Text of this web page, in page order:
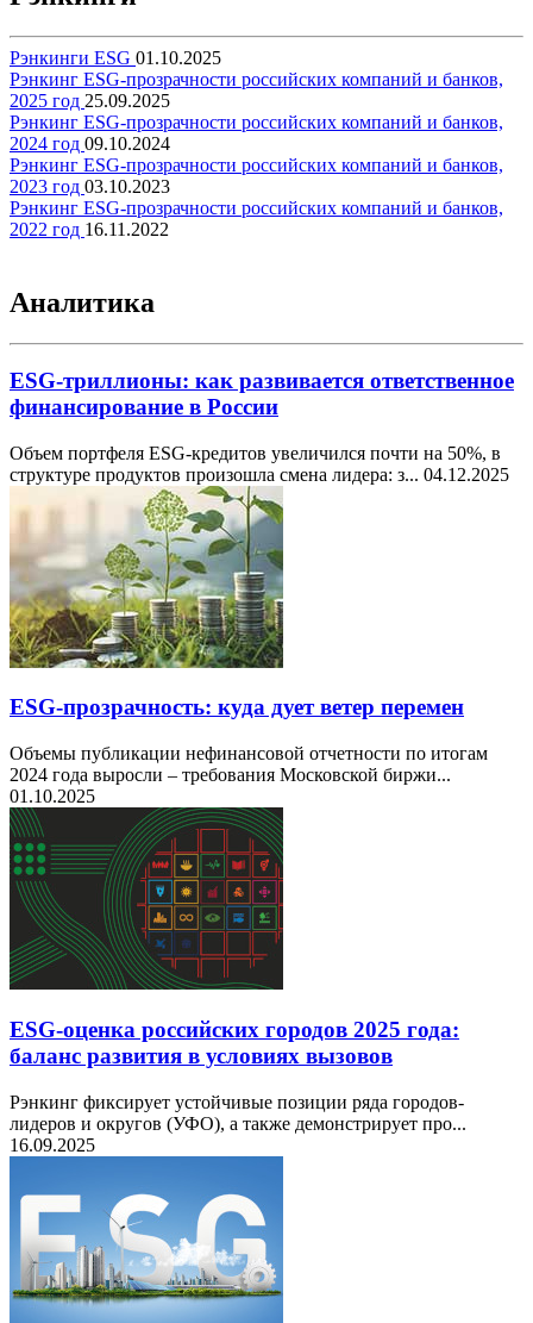
Рэнкинги ESG 01.10.2025
Рэнкинг ESG-прозрачности российских компаний и банков,
2025 год 25.09.2025
Рэнкинг ESG-прозрачности российских компаний и банков,
2024 год 09.10.2024
Рэнкинг ESG-прозрачности российских компаний и банков,
2023 год 03.10.2023
Рэнкинг ESG-прозрачности российских компаний и банков,
2022 год 16.11.2022
Аналитика
ESG-триллионы: как развивается ответственное
финансирование в России
Объем портфеля ESG-кредитов увеличился почти на 50%, в
структуре продуктов произошла смена лидера: з... 04.12.2025
ESG-прозрачность: куда дует ветер перемен
Объемы публикации нефинансовой отчетности по итогам
2024 года выросли – требования Московской биржи...
01.10.2025
ESG-оценка российских городов 2025 года:
баланс развития в условиях вызовов
Рэнкинг фиксирует устойчивые позиции ряда городов-
лидеров и округов (УФО), а также демонстрирует про...
16.09.2025